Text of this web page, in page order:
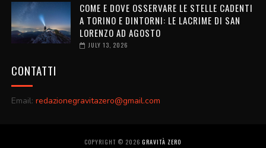
COME E DOVE OSSERVARE LE STELLE CADENTI
A TORINO E DINTORNI: LE LACRIME DI SAN
LORENZO AD AGOSTO
JULY 13, 2026
CONTATTI
Email: redazionegravitazero@gmail.com
COPYRIGHT © 2026GRAVITÀ ZERO